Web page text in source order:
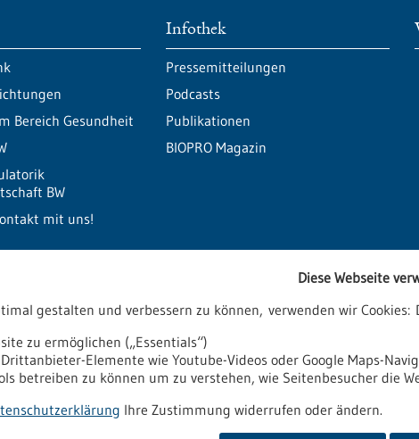
Bereich Gesundheit
BW
mit uns!
Infothek
Pressemitteilungen
Podcasts
Publikationen
BIOPRO Magazin
Newsletter abonnieren
Diese Webseite
gestalten und verbessern zu können, verwenden wir
zu ermöglichen („Essentials“)
Elemente wie Youtube-Videos oder Google Maps-
betreiben zu können um zu verstehen, wie Seitenbesucher die
Ihre Zustimmung widerrufen oder ändern.